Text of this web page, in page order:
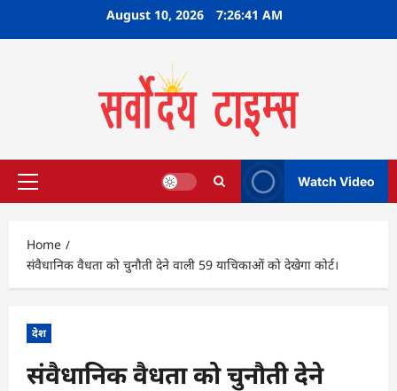
August 10, 2026 7:26:42 AM
Primary
Watch Video
Home
संवैधानिक वैधता को चुनौती देने वाली 59 याचिकाओं को देखेगा कोर्ट।
देश
संवैधानिक वैधता को चुनौती देने